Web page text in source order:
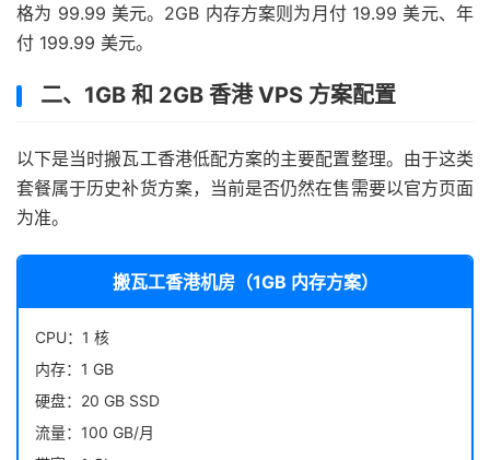
格为 99.99 美元。2GB 内存方案则为月付 19.99 美元、年
付 199.99 美元。
二、1GB 和 2GB 香港 VPS 方案配置
以下是当时搬瓦工香港低配方案的主要配置整理。由于这类
套餐属于历史补货方案，当前是否仍然在售需要以官方页面
为准。
搬瓦工香港机房（1GB 内存方案）
CPU：1 核
内存：1 GB
硬盘：20 GB SSD
流量：100 GB/月